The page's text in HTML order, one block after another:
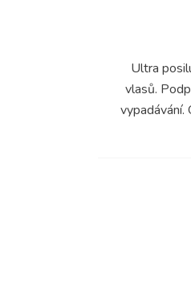
Ultra
vlasů.
vypadávání.